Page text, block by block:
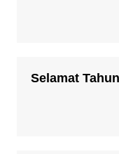
Selamat